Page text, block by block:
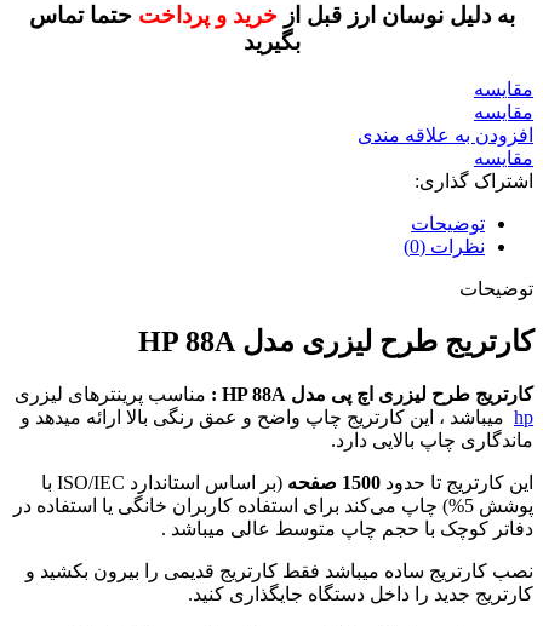
به دلیل نوسان ارز قبل از خرید و پرداختحتما تماس
بگیرید
مقايسه
مقایسه
افزودن به علاقه مندی
مقایسه
اشتراک گذاری:
توضیحات
نظرات (0)
توضیحات
کارتریج طرح لیزری مدل HP 88A
کارتریج طرح لیزری اچ پی مدل HP 88A :
مناسب پرینترهای لیزری
hp میباشد ، این کارتریج چاپ واضح و عمق رنگی بالا ارائه میدهد و
ماندگاری چاپ بالایی دارد.
این کارتریج تا حدود 1500 صفحه
(بر اساس استاندارد ISO/IEC با
پوشش 5%) چاپ می‌کند برای استفاده کاربران خانگی یا استفاده در
دفاتر کوچک با حجم چاپ متوسط عالی میباشد .
نصب کارتریج ساده میباشد فقط کارتریج قدیمی را بیرون بکشید و
کارتریج جدید را داخل دستگاه جایگذاری کنید.